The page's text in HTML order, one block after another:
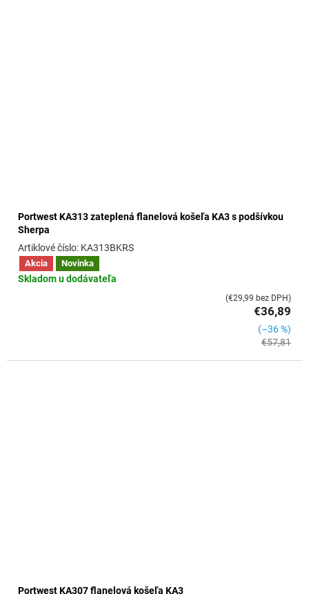
Portwest KA313 zateplená flanelová košeľa KA3 s podšívkou
Sherpa
Akcia Novinka
Skladom u dodávateľa
KA313BKRS
€57,81
(–36 %)
€36,89
(€29,99 bez DPH)
Portwest KA307 flanelová košeľa KA3